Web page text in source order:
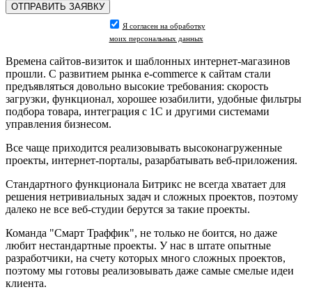
Я согласен на обработку
моих персональных данных
Времена сайтов-визиток и шаблонных интернет-магазинов
прошли. С развитием рынка e-commerce к сайтам стали
предъявляться довольно высокие требования: скорость
загрузки, функционал, хорошее юзабилити, удобные фильтры
подбора товара, интеграция с 1С и другими системами
управления бизнесом.
Все чаще приходится реализовывать высоконагруженные
проекты, интернет-порталы, разарбатывать веб-приложения.
Стандартного функционала Битрикс не всегда хватает для
решения нетривиальных задач и сложных проектов, поэтому
далеко не все веб-студии берутся за такие проекты.
Команда "Смарт Траффик", не только не боится, но даже
любит нестандартные проекты. У нас в штате опытные
разработчики, на счету которых много сложных проектов,
поэтому мы готовы реализовывать даже самые смелые идеи
клиента.